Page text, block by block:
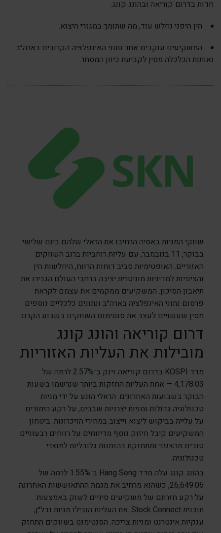
חדות בדרום קוריאה ובהונג קונג.
הין היפני נחלש עוד, מה שתומך במגזרי היצוא.
המשקיעים עוקבים אחר נתוני האינפלציה הקרובים בארה״ב
ואותות הכלכלה מסין לקביעת כיוון המסחר.
שווקי המניות באסיה הרחיבו את הראלי שלהם ביום שלישי
בבוקר, 11 בנובמבר, עם עליות רוחביות ברוב השווקים
האזוריים. האופטימיות סביב דוחות הרווח, היחלשות הין
והציפיות למדיניות מוניטרית יציבה ברחבי העולם הגבירו את
תיאבון הסיכון. המשקיעים ממקמים את עצמם לקראת
פרסום נתוני האינפלציה בארה״ב ונתונים כלכליים נוספים
מסין שעשויים לעצב את סנטימנט השווקים בשבוע הקרוב.
דרום קוריאה והונג קונג
מובילות את העליות האזוריות
מדד KOSPI בדרום קוריאה זינק ב־2.57% לרמה של
4,178.03 — אחת העליות החזקות ביותר שנרשמו בשעות
הבוקר בשבועות האחרונים. הראלי הונע על ידי מניות
טכנולוגיה גדולות ומניות יצרניות שבבים, על רקע הימורים
על עלייה בביקוש ליצוא וייצוב במחירי הזיכרונות. ביטחון
המשקיעים קיבל חיזוק נוסף מדיווחים על רווחים רבעוניים
טובים מהצפוי ומתחזקת בהזמנות גלובליות למוצרי
טכנולוגיה.
בהונג קונג עלה מדד Hang Seng ב־1.55% לרמה של
26,649.06, כשהוא מרחיב את מגמת ההתאוששות האחרונה
על רקע חזרתם של משקיעים סיניים לשוק באמצעות
תוכנית Stock Connect. את העליות הובילו מניות נדל״ן,
ענקיות אינטרנט ומניות צריכה. הסנטימנט בשווקים התחזק